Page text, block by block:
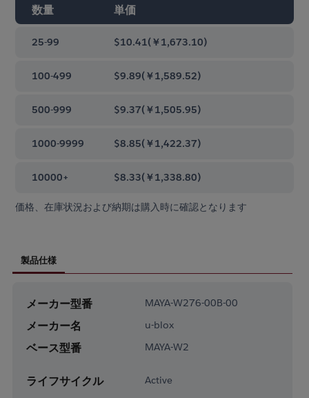
数量 単価
25-99 $10.41(￥1,673.10)
100-499 $9.89(￥1,589.52)
500-999 $9.37(￥1,505.95)
1000-9999 $8.85(￥1,422.37)
10000+ $8.33(￥1,338.80)
価格、在庫状況および納期は購入時に確認となります
製品仕様
メーカー型番 MAYA-W276-00B-00
メーカー名 u-blox
ベース型番 MAYA-W2
ライフサイクル Active